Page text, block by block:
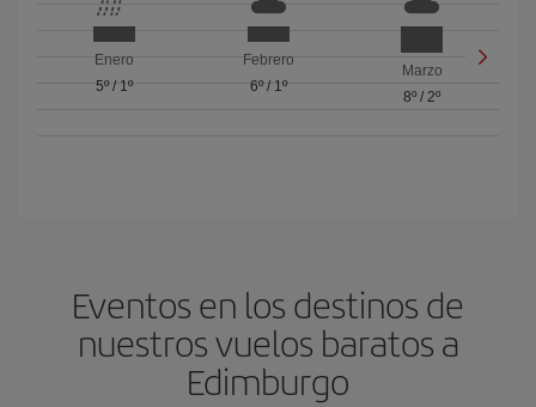
Enero
5º/ 1º
Febrero
6º/ 1º
Marzo
8º /2º
Eventos en los destinos de
nuestros vuelos baratos a
Edimburgo